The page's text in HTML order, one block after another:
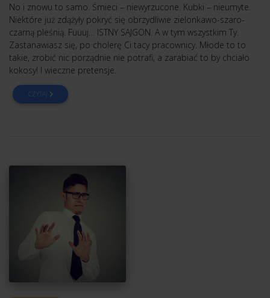
No i znowu to samo. Śmieci – niewyrzucone. Kubki – nieumyte.
Niektóre już zdążyły pokryć się obrzydliwie zielonkawo-szaro-
czarną pleśnią. Fuuuj… ISTNY SAJGON. A w tym wszystkim Ty.
Zastanawiasz się, po cholerę Ci tacy pracownicy. Młode to to
takie, zrobić nic porządnie nie potrafi, a zarabiać to by chciało
kokosy! I wieczne pretensje.
CZYTAJ